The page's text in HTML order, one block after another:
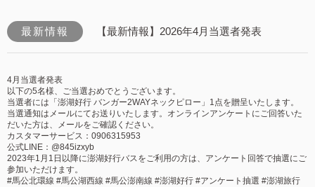
最新情報 【最新情報】2026年4月当選者発表
4月当選者発表
以下の5名様、ご当選おめでとうございます。
当選者には「澎湖好行 バンガー2WAYネックピロー」1点を贈呈いたします。
当選通知はメールにてお送りいたします。オンラインアンケートにご回答いた
だいた方は、メールをご確認ください。
カスタマーサービス：0906315953
公式LINE：@845izxyb
2023年1月1日以降に澎湖好行バスをご利用の方は、アンケート回答で抽選にご
参加いただけます。
#馬公北環線 #馬公湖西線 #馬公澎南線 #澎湖好行 #アンケート抽選 #澎湖旅行